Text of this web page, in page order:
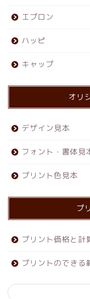
エプロン
ハッピ
キャップ
オリ
デザイン見本
フォント・書体見
プリント色見本
プ
プリント価格と計
プリントのできる